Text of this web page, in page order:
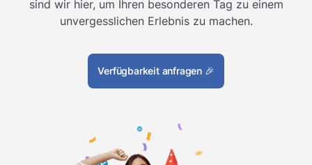
sind wir hier, um Ihren besonderen Tag zu einem
unvergesslichen Erlebnis zu machen.
Verfügbarkeit anfragen 🎉